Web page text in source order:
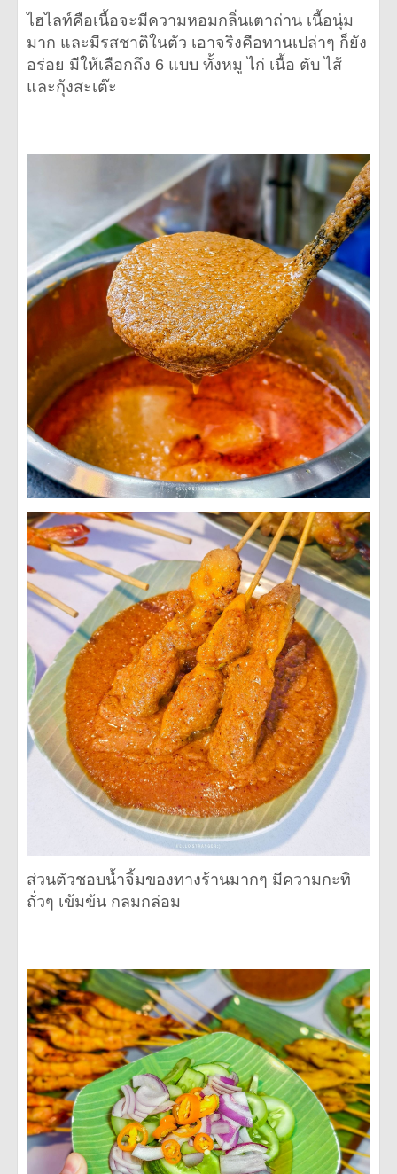
ไฮไลท์คือเนื้อจะมีความหอมกลิ่นเตาถ่าน เนื้อนุ่ม
มาก และมีรสชาติในตัว เอาจริงคือทานเปล่าๆ ก็ยัง
อร่อย มีให้เลือกถึง 6 แบบ ทั้งหมู ไก่ เนื้อ ตับ ไส้
และกุ้งสะเต๊ะ
ส่วนตัวชอบน้ำจิ้มของทางร้านมากๆ มีความกะทิ
ถั่วๆ เข้มข้น กลมกล่อม